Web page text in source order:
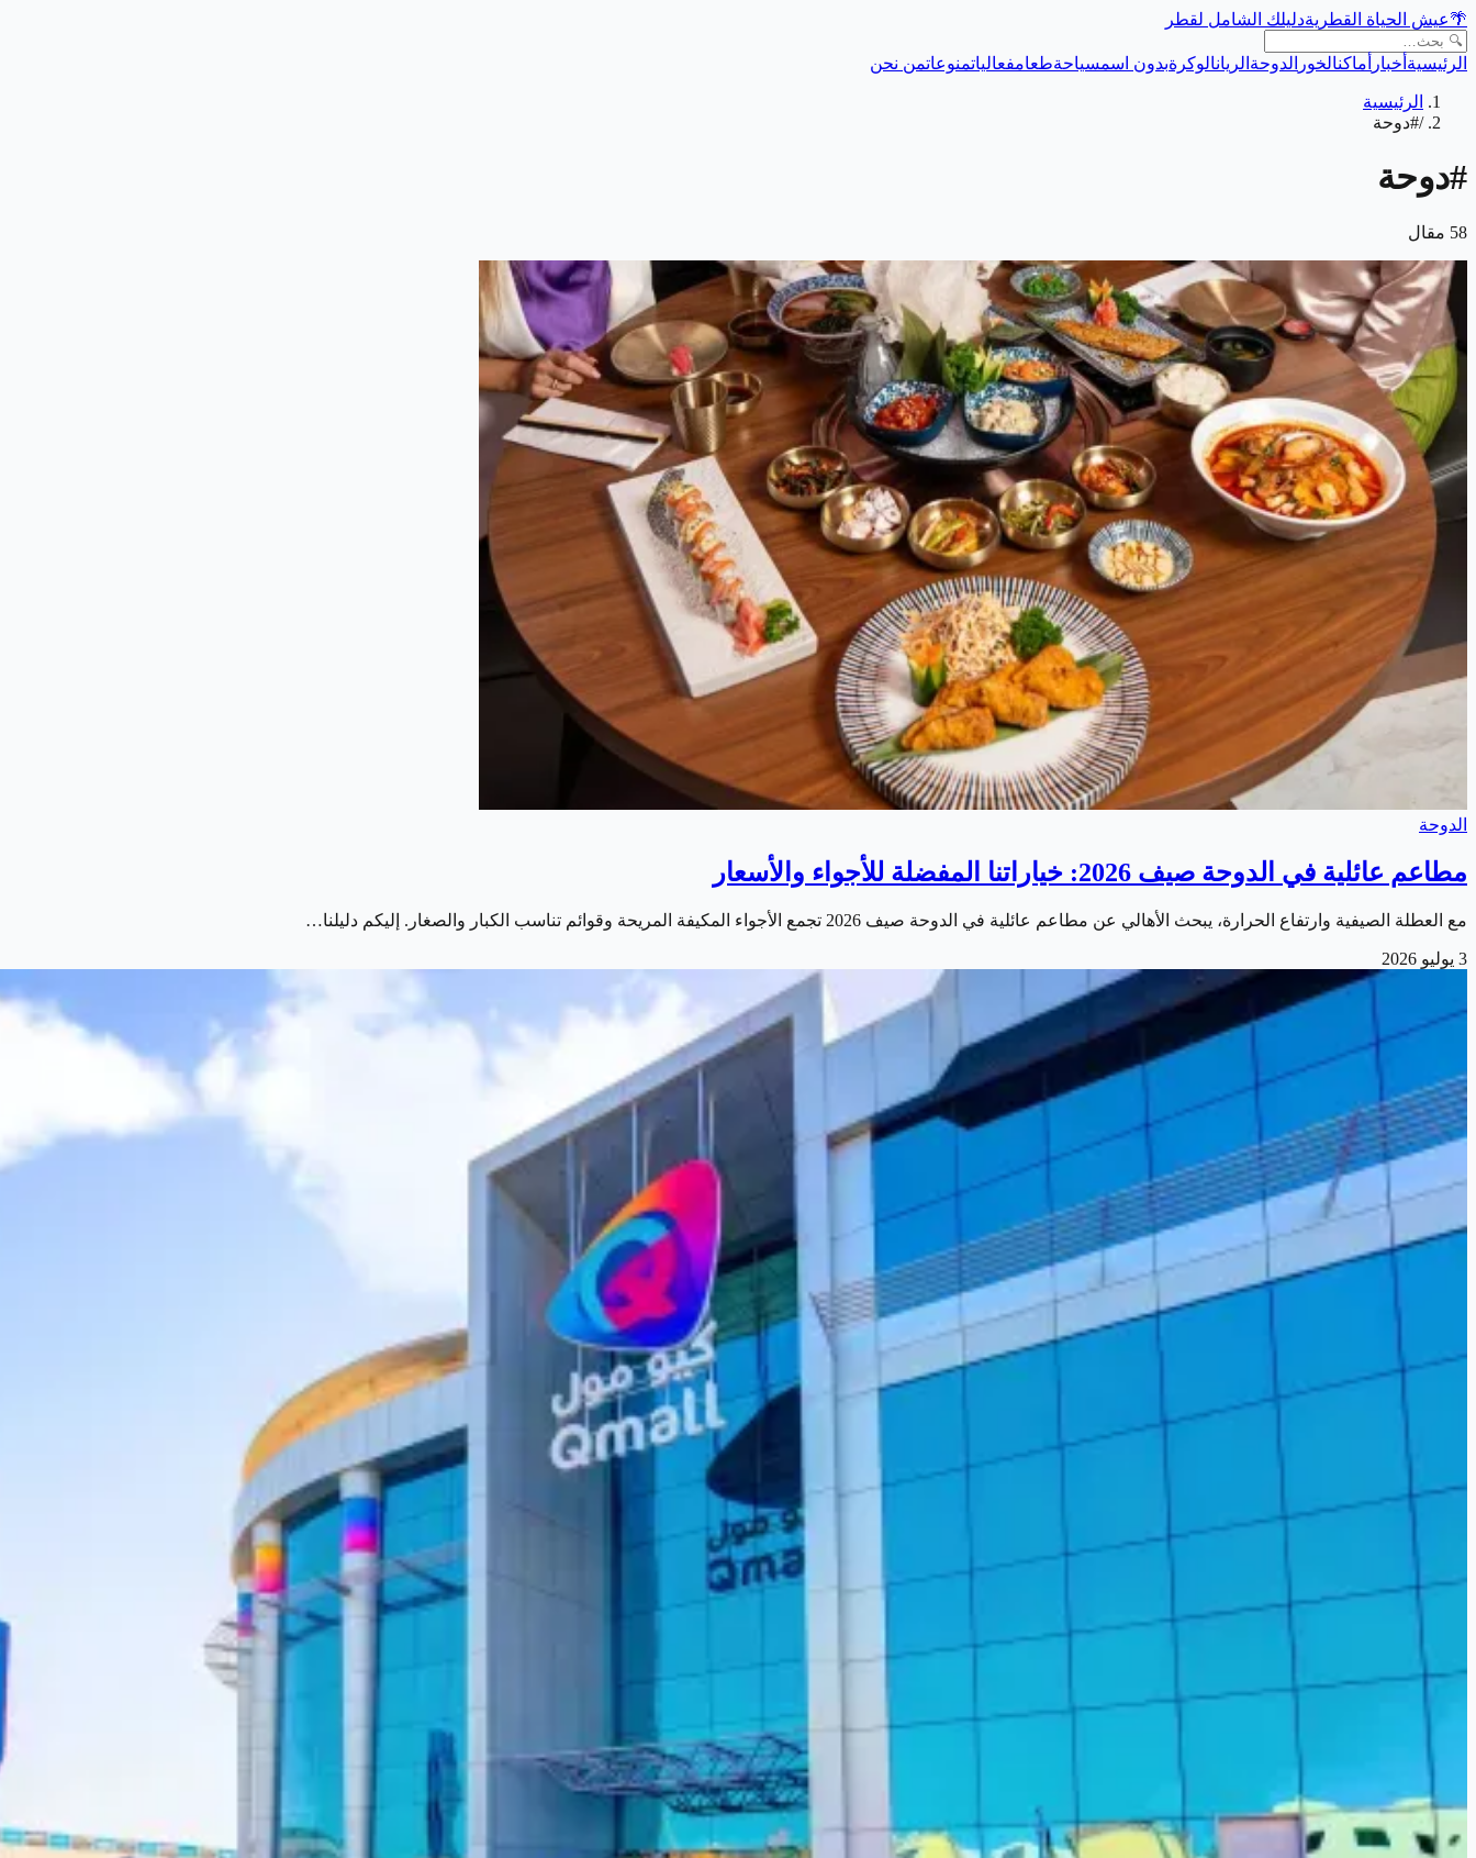
🌴عيش الحياة القطريةدليلك الشامل لقطر
الرئيسية أخبار أماكنالخور الدوحة الريانالوكرةبدون اسمسياحةطعامفعالياتمنوعاتمن نحن
الرئيسية
/#دوحة
#دوحة
58 مقال
الدوحة
مطاعم عائلية في الدوحة صيف 2026: خياراتنا المفضلة للأجواء والأسعار
مع العطلة الصيفية وارتفاع الحرارة، يبحث الأهالي عن مطاعم عائلية في الدوحة صيف 2026 تجمع الأجواء المكيفة المريحة وقوائم تناسب الكبار والصغار. إليكم دليلنا…
3 يوليو 2026